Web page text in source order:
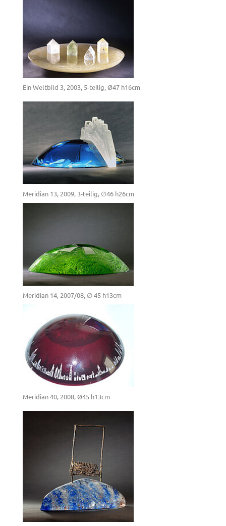
Ein Weltbild 3, 2003, 5-teilig, Ø47 h16cm
Meridian 13, 2009, 3-teilig, ∅46 h26cm
Meridian 14, 2007/08, ∅ 45 h13cm
Meridian 40, 2008, Ø45 h13cm